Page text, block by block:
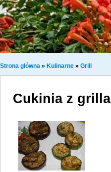
Strona główna » Kulinarne » Grill
Cukinia z grilla